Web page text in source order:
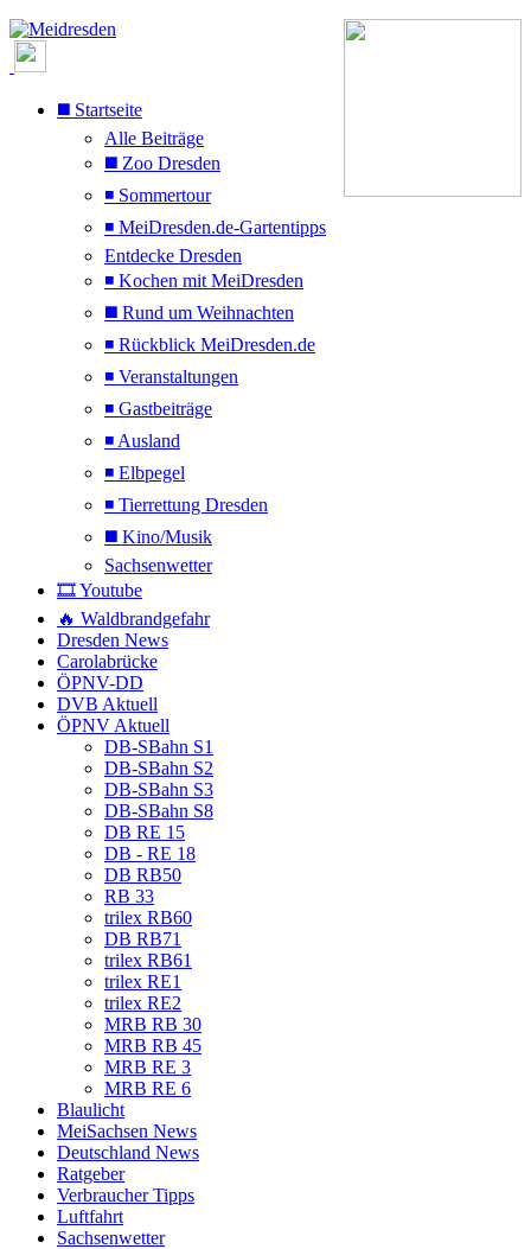
◼️ Startseite
Alle Beiträge
◼️ Zoo Dresden
◾ Sommertour
◾ MeiDresden.de-Gartentipps
Entdecke Dresden
◾ Kochen mit MeiDresden
◼️ Rund um Weihnachten
◾ Rückblick MeiDresden.de
◾ Veranstaltungen
◾ Gastbeiträge
◾ Ausland
◾ Elbpegel
◾ Tierrettung Dresden
◼️ Kino/Musik
Sachsenwetter
🎞️ Youtube
🔥 Waldbrandgefahr
Dresden News
Carolabrücke
ÖPNV-DD
DVB Aktuell
ÖPNV Aktuell
DB-SBahn S1
DB-SBahn S2
DB-SBahn S3
DB-SBahn S8
DB RE 15
DB - RE 18
DB RB50
RB 33
trilex RB60
DB RB71
trilex RB61
trilex RE1
trilex RE2
MRB RB 30
MRB RB 45
MRB RE 3
MRB RE 6
Blaulicht
MeiSachsen News
Deutschland News
Ratgeber
Verbraucher Tipps
Luftfahrt
Sachsenwetter